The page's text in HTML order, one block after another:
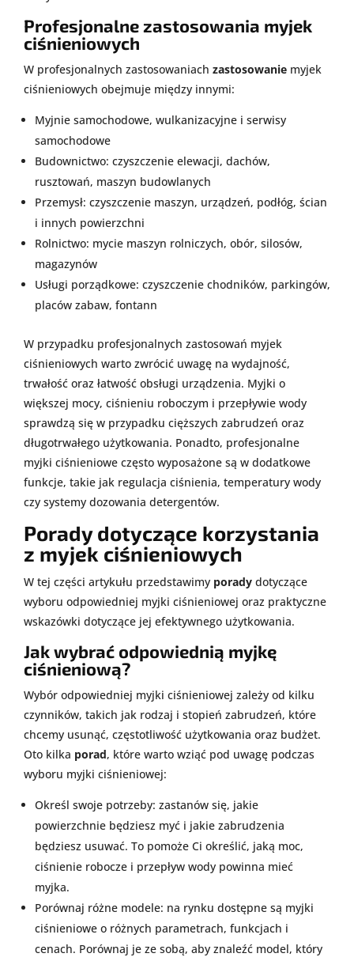
Profesjonalne zastosowania myjek
ciśnieniowych
W profesjonalnych zastosowaniach zastosowanie myjek
ciśnieniowych obejmuje między innymi:
Myjnie samochodowe, wulkanizacyjne i serwisy
samochodowe
Budownictwo: czyszczenie elewacji, dachów,
rusztowań, maszyn budowlanych
Przemysł: czyszczenie maszyn, urządzeń, podłóg, ścian
i innych powierzchni
Rolnictwo: mycie maszyn rolniczych, obór, silosów,
magazynów
Usługi porządkowe: czyszczenie chodników, parkingów,
placów zabaw, fontann
W przypadku profesjonalnych zastosowań myjek
ciśnieniowych warto zwrócić uwagę na wydajność,
trwałość oraz łatwość obsługi urządzenia. Myjki o
większej mocy, ciśnieniu roboczym i przepływie wody
sprawdzą się w przypadku cięższych zabrudzeń oraz
długotrwałego użytkowania. Ponadto, profesjonalne
myjki ciśnieniowe często wyposażone są w dodatkowe
funkcje, takie jak regulacja ciśnienia, temperatury wody
czy systemy dozowania detergentów.
Porady dotyczące korzystania
z myjek ciśnieniowych
W tej części artykułu przedstawimy porady dotyczące
wyboru odpowiedniej myjki ciśnieniowej oraz praktyczne
wskazówki dotyczące jej efektywnego użytkowania.
Jak wybrać odpowiednią myjkę
ciśnieniową?
Wybór odpowiedniej myjki ciśnieniowej zależy od kilku
czynników, takich jak rodzaj i stopień zabrudzeń, które
chcemy usunąć, częstotliwość użytkowania oraz budżet.
Oto kilka porad, które warto wziąć pod uwagę podczas
wyboru myjki ciśnieniowej:
Określ swoje potrzeby: zastanów się, jakie
powierzchnie będziesz myć i jakie zabrudzenia
będziesz usuwać. To pomoże Ci określić, jaką moc,
ciśnienie robocze i przepływ wody powinna mieć
myjka.
Porównaj różne modele: na rynku dostępne są myjki
ciśnieniowe o różnych parametrach, funkcjach i
cenach. Porównaj je ze sobą, aby znaleźć model, który